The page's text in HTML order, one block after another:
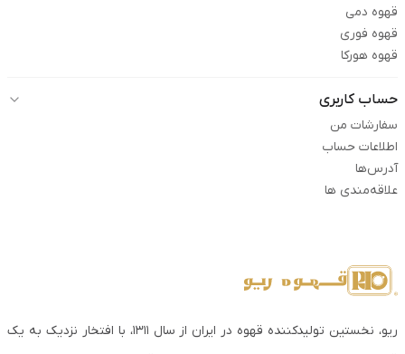
قهوه دمی
قهوه فوری
قهوه هورکا
حساب کاربری
سفارشات من
اطلاعات حساب
آدرس‌ها
علاقه‌مندی ها
ریو، نخستین تولیدکننده قهوه در ایران از سال ۱۳۱۱، با افتخار نزدیک به یک